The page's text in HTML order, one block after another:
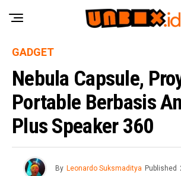
GADGET
Nebula Capsule,
Portable Berbasis
Plus Speaker 360
By Leonardo Suksmaditya Published